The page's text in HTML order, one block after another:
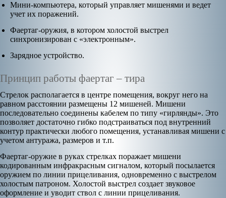
Мини-компьютера, который управляет мишенями и ведет
учет их поражений.
Фаертаг-оружия, в котором холостой выстрел
синхронизирован с «электронным».
Зарядное устройство.
Принцип работы фаертаг – тира
Стрелок располагается в центре помещения, вокруг него на
равном расстоянии размещены 12 мишеней. Мишени
последовательно соединены кабелем по типу «гирлянды». Это
позволяет достаточно гибко подстраиваться под внутренний
контур практически любого помещения, устанавливая мишени с
учетом антуража, размеров и т.п.
Фаертаг-оружие в руках стрелках поражает мишени
кодированным инфракрасным сигналом, который посылается
оружием по линии прицеливания, одновременно с выстрелом
холостым патроном. Холостой выстрел создает звуковое
оформление и уводит ствол с линии прицеливания.